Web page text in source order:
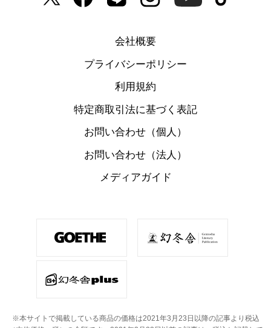
会社概要
プライバシーポリシー
利用規約
特定商取引法に基づく表記
お問い合わせ（個人）
お問い合わせ（法人）
メディアガイド
※本サイトで掲載している商品の価格は2021年3月23日以降の記事より税込